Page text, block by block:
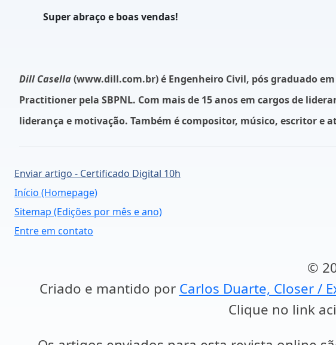
Super abraço e boas vendas!
Dill Casella(www.dill.com.br) é Engenheiro Civil, pós graduado
Practitioner pela SBPNL. Com mais de 15 anos em cargos de
liderança e motivação. Também é compositor, músico, escritor e
Enviar artigo - Certificado Digital 10h
Início (Homepage)
Sitemap (Edições por mês e ano)
Entre em contato
©
Criado e mantido por Carlos Duarte, Closer /
Clique no link